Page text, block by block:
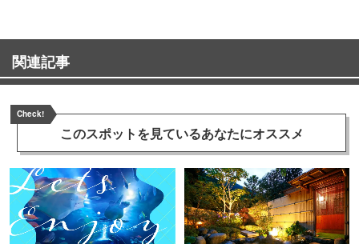
関連記事
Check!
このスポットを見ているあなたにオススメ